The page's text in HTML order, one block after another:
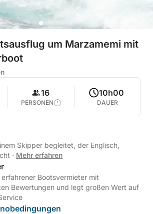
um Marzamemi mit
16
PERSONEN
10h00
DAUER
Skipper begleitet, der Englisch,
· Mehr erfahren
Bootsvermieter mit
Bewertungen und legt großen Wert auf